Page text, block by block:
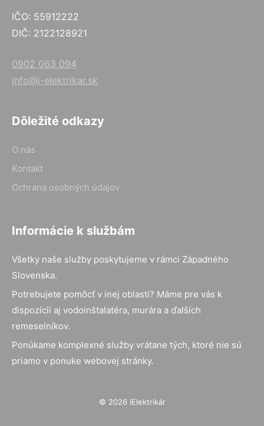
IČO: 55912222
DIČ: 2122128921
0902 063 094
info@i-elektrikar.sk
Dôležité odkazy
O nás
Kontakt
Ochrana osobných údajov
Informácie k službám
Všetky naše služby poskytujeme v rámci Západného
Slovenska.
Potrebujete pomôcť v inej oblasti? Máme pre vás k
dispozícii aj vodoinštalatéra, murára a ďalších
remeselníkov.
Ponúkame komplexné služby vrátane tých, ktoré nie sú
priamo v ponuke webovej stránky.
© 2026 iElektrikár